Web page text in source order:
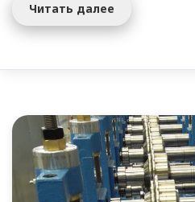
Читать далее